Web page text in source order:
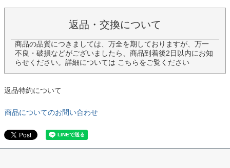
返品・交換について
商品の品質につきましては、万全を期しておりますが、万一
不良・破損などがございましたら、商品到着後2日以内にお知
らせください。詳細については こちらをご覧ください
返品特約について
商品についてのお問い合わせ